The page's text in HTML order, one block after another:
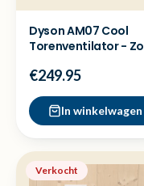
Dyson AM07 Cool
Torenventilator - Zo
€249.95
In winkelwagen
Verkocht